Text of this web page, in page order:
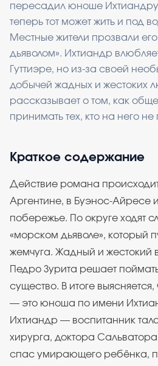
пересадил юноше
теперь тот может жить и под
Местные жители прозвали
дьяволом». Ихтиандр
Гуттиэре, но из-за своей
добычей жадных и жестоких
рассказывает о том, как
принимать тех, кто на него не
Краткое содержание
Действие романа
Аргентине, в Буэнос-Айресе
побережье. По округе ходят
«морском дьяволе», который
жемчуга. Жадный и жестокий
Педро Зурита решает
существо. В итоге выясняется,
— это юноша по имени
Ихтиандр — воспитанник
хирурга, доктора
спас умирающего ребёнка,